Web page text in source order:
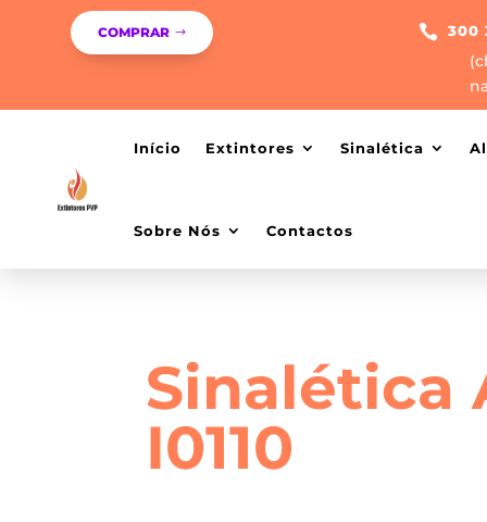
COMPRAR  300
Início Extintores Sinalética
Sobre Nós Contactos
Sinalética
I0110